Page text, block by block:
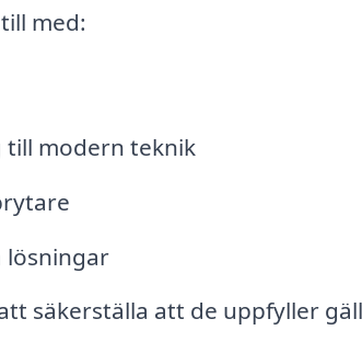
med:
till modern teknik
lösningar
säkerställa att de uppfyller